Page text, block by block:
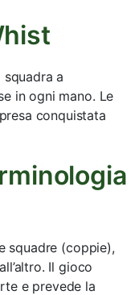
squadra a
in ogni mano. Le
conquistata
squadre (coppie),
Il gioco
e prevede la